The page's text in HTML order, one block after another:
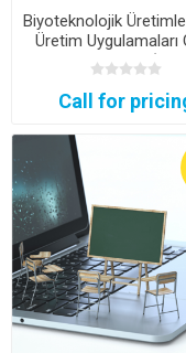
Biyoteknolojik
Üretim Uygulamaları
Uzmanlık Eğitimi
Özel)
Call for